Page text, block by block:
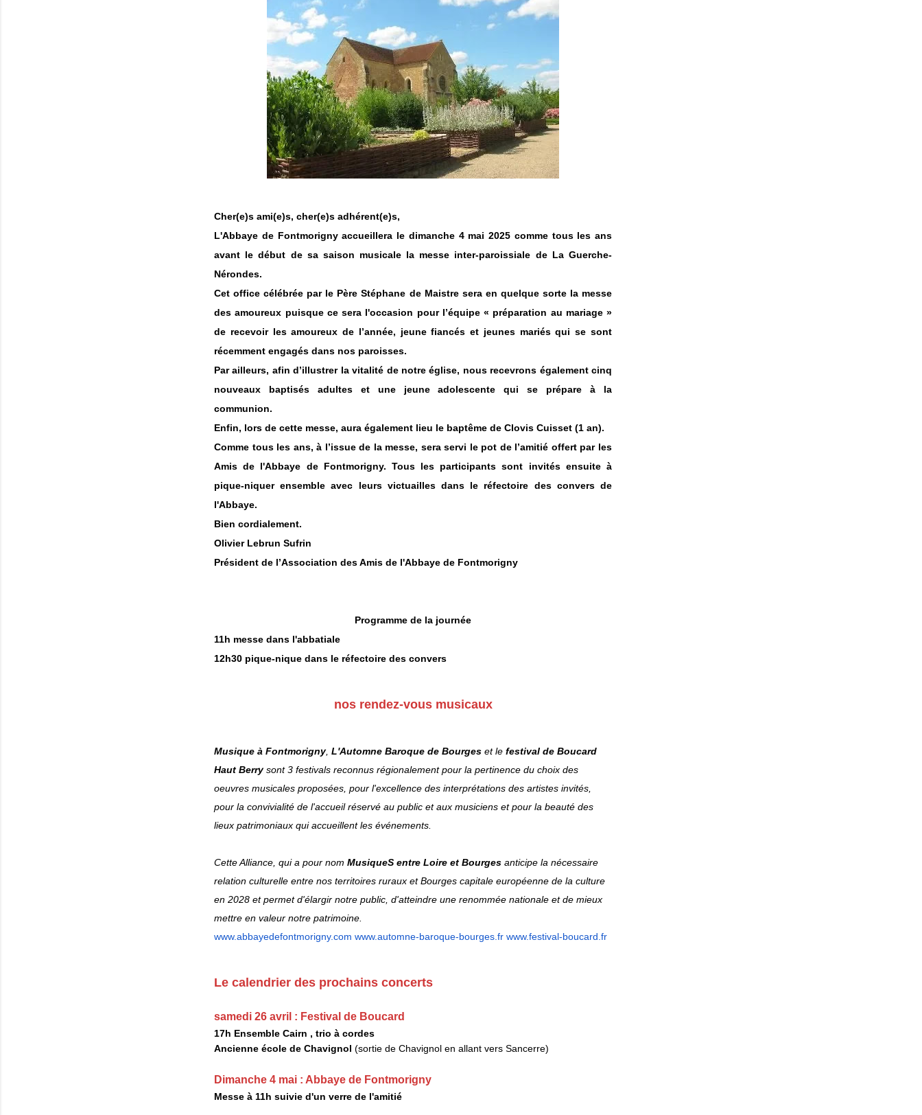
Cher(e)s ami(e)s, cher(e)s adhérent(e)s,
L'Abbaye de Fontmorigny accueillera le dimanche 4 mai 2025 comme tous les ans
avant le début de sa saison musicale la messe inter-paroissiale de La Guerche-
Nérondes.
Cet office célébrée par le Père Stéphane de Maistre sera en quelque sorte la messe
des amoureux puisque ce sera l'occasion pour l’équipe « préparation au mariage »
de recevoir les amoureux de l’année, jeune fiancés et jeunes mariés qui se sont
récemment engagés dans nos paroisses.
Par ailleurs, afin d’illustrer la vitalité de notre église, nous recevrons également cinq
nouveaux baptisés adultes et une jeune adolescente qui se prépare à la
communion.
Enfin, lors de cette messe, aura également lieu le baptême de Clovis Cuisset (1 an).
Comme tous les ans, à l’issue de la messe, sera servi le pot de l’amitié offert par les
Amis de l'Abbaye de Fontmorigny. Tous les participants sont invités ensuite à
pique-niquer ensemble avec leurs victuailles dans le réfectoire des convers de
l'Abbaye.
Bien cordialement.
Olivier Lebrun Sufrin
Président de l’Association des Amis de l'Abbaye de Fontmorigny
Programme de la journée
11h messe dans l'abbatiale
12h30 pique-nique dans le réfectoire des convers
nos rendez-vous musicaux
Musique à Fontmorigny, L'Automne Baroque de Bourges et le festival de Boucard
Haut Berrysont 3 festivals reconnus régionalement pour la pertinence du choix des
oeuvres musicales proposées, pour l'excellence des interprétations des artistes invités,
pour la convivialité de l'accueil réservé au public et aux musiciens et pour la beauté des
lieux patrimoniaux qui accueillent les événements.
Cette Alliance, qui a pour nom MusiqueS entre Loire et Bourges anticipe la nécessaire
relation culturelle entre nos territoires ruraux et Bourges capitale européenne de la culture
en 2028 et permet d'élargir notre public, d'atteindre une renommée nationale et de mieux
mettre en valeur notre patrimoine.
www.abbayedefontmorigny.com www.automne-baroque-bourges.fr www.festival-boucard.fr
Le calendrier des prochains concerts
samedi 26 avril : Festival de Boucard
17h Ensemble Cairn , trio à cordes
Ancienne école de Chavignol (sortie de Chavignol en allant vers Sancerre)
Dimanche 4 mai : Abbaye de Fontmorigny
Messe à 11h suivie d'un verre de l'amitié